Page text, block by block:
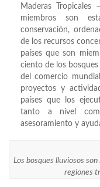
Maderas Tropicales
miembros son
conservación,
de los recursos
países que son
ciento de los
del comercio
proyectos y
países que los
tanto a nivel
asesoramiento y
Los bosques lluviosos
regiones